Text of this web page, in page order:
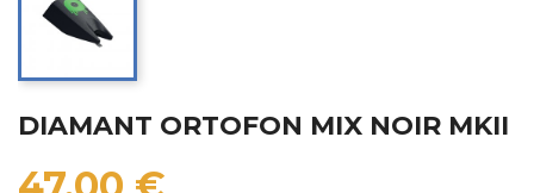
DIAMANT ORTOFON MIX NOIR MKII